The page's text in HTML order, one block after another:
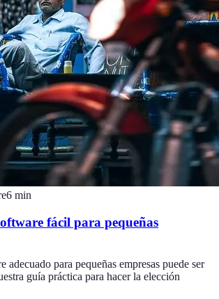
6 min
fácil para pequeñas
adecuado para pequeñas empresas puede ser
guía práctica para hacer la elección